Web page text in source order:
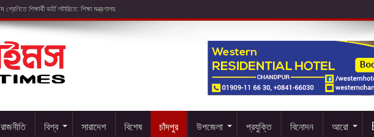
রাজনীতি বিশ্ব সারাদেশ বিশেষ চাঁদপুর উপজেলা প্রযুক্তি বিনোদন আরো